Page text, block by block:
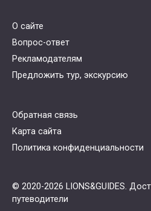
О сайте
Вопрос-ответ
Рекламодателям
Предложить тур, экскурсию
Обратная связь
Карта сайта
Политика конфиденциальности
© 2020-2026 LIONS&GUIDES.
путеводители